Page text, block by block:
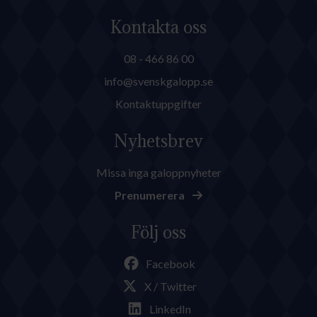
Kontakta oss
08 - 466 86 00
info@svenskgalopp.se
Kontaktuppgifter
Nyhetsbrev
Missa inga galoppnyheter
Prenumerera
Följ oss
Facebook
X / Twitter
LinkedIn